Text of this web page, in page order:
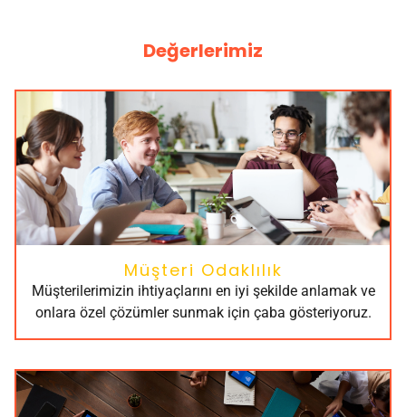
Değerlerimiz
Müşteri Odaklılık
Müşterilerimizin ihtiyaçlarını en iyi şekilde anlamak ve
onlara özel çözümler sunmak için çaba gösteriyoruz.